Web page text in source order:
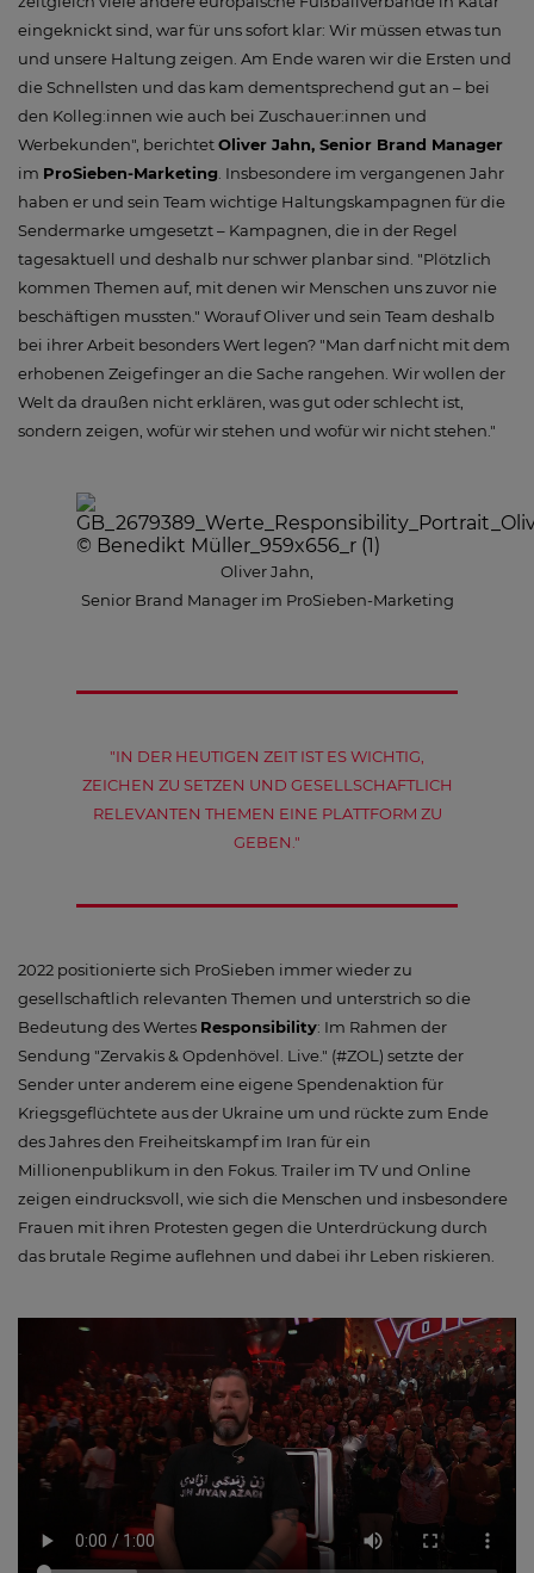
eingeknickt sind, war für uns sofort klar: Wir müssen etwas tun
und unsere Haltung zeigen. Am Ende waren wir die Ersten und
die Schnellsten und das kam dementsprechend gut an – bei
den Kolleg:innen wie auch bei Zuschauer:innen und
Werbekunden", berichtetOliver Jahn, Senior Brand Manager
im ProSieben-Marketing . Insbesondere im vergangenen Jahr
haben er und sein Team wichtige Haltungskampagnen für die
Sendermarke umgesetzt – Kampagnen, die in der Regel
tagesaktuell und deshalb nur schwer planbar sind. "Plötzlich
kommen Themen auf, mit denen wir Menschen uns zuvor nie
beschäftigen mussten." Worauf Oliver und sein Team deshalb
bei ihrer Arbeit besonders Wert legen? "Man darf nicht mit dem
erhobenen Zeigefinger an die Sache rangehen. Wir wollen der
Welt da draußen nicht erklären, was gut oder schlecht ist,
sondern zeigen, wofür wir stehen und wofür wir nicht stehen."
Oliver Jahn,
Senior Brand Manager im ProSieben-Marketing
"IN DER HEUTIGEN ZEIT IST ES WICHTIG,
ZEICHEN ZU SETZEN UND GESELLSCHAFTLICH
RELEVANTEN THEMEN EINE PLATTFORM ZU
GEBEN."
2022 positionierte sich ProSieben immer wieder zu
gesellschaftlich relevanten Themen und unterstrich so die
Bedeutung des Wertes Responsibility: Im Rahmen der
Sendung "Zervakis & Opdenhövel. Live." (#ZOL) setzte der
Sender unter anderem eine eigene Spendenaktion für
Kriegsgeflüchtete aus der Ukraine um und rückte zum Ende
des Jahres den Freiheitskampf im Iran für ein
Millionenpublikum in den Fokus. Trailer im TV und Online
zeigen eindrucksvoll, wie sich die Menschen und insbesondere
Frauen mit ihren Protesten gegen die Unterdrückung durch
das brutale Regime auflehnen und dabei ihr Leben riskieren.